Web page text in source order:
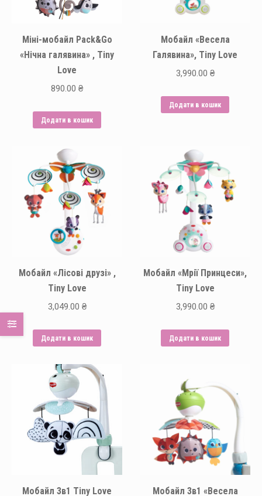
Міні-мобайл Pack&Go
«Нічна галявина» , Tiny
Love
890.00 ₴
Додати в кошик
Мобайл «Весела
Галявина», Tiny Love
3,990.00 ₴
Додати в кошик
Мобайл «Лісові друзі» ,
Tiny Love
3,049.00 ₴
Додати в кошик
Мобайл «Мрії Принцеси»,
Tiny Love
3,990.00 ₴
Додати в кошик
Мобайл 3в1 Tiny Love
Мобайл 3в1 «Весела